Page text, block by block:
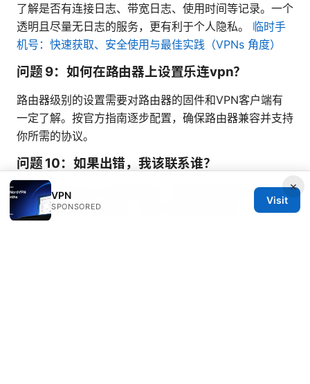
了解是否有连接日志、带宽日志、使用时间等记录。一个
透明且尽量无日志的服务，更有利于个人隐私。 临时手
机号：快速获取、安全使用与最佳实践（VPNs 角度）
问题 9：如何在路由器上设置乐连vpn？
路由器级别的设置需要对路由器的固件和VPN客户端有
一定了解。按官方指南逐步配置，确保路由器兼容并支持
你所需的协议。
问题 10：如果出错，我该联系谁？
优先联系乐连vpn 的客服支持。准备好账号信息、错误
截图和发生的具体场景，有助于快速定位问题。
×
VPN
SPONSORED
Visit